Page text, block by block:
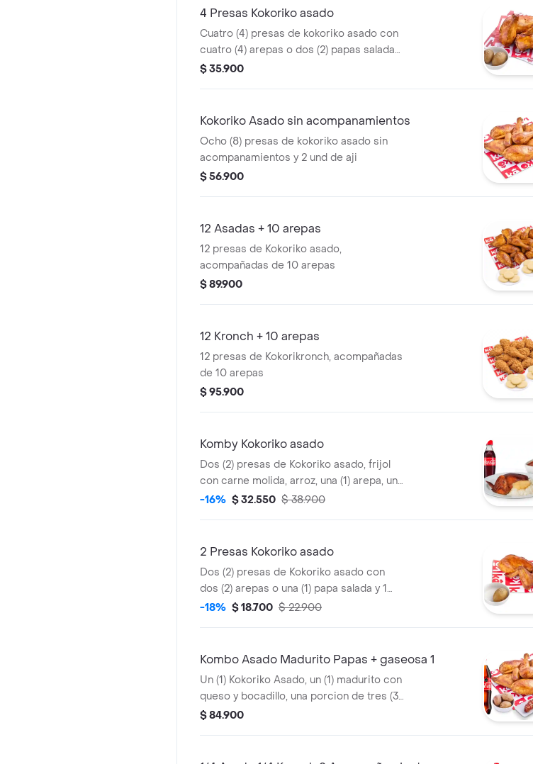
4 Presas Kokoriko asado
Cuatro (4) presas de kokoriko asado con
cuatro (4) arepas o dos (2) papas saladas
y 1 und de aji
$ 35.900
Kokoriko Asado sin acompanamientos
Ocho (8) presas de kokoriko asado sin
acompanamientos y 2 und de aji
$ 56.900
12 Asadas + 10 arepas
12 presas de Kokoriko asado,
acompañadas de 10 arepas
$ 89.900
12 Kronch + 10 arepas
12 presas de Kokorikronch, acompañadas
de 10 arepas
$ 95.900
Komby Kokoriko asado
Dos (2) presas de Kokoriko asado, frijol
con carne molida, arroz, una (1) arepa, una
(1) Coca Cola 400 ml y 1 und de aji
-16% $ 32.550 $ 38.900
2 Presas Kokoriko asado
Dos (2) presas de Kokoriko asado con
dos (2) arepas o una (1) papa salada y 1
und de aji
-18% $ 18.700 $ 22.900
Kombo Asado Madurito Papas + gaseosa 1
Un (1) Kokoriko Asado, un (1) madurito con
queso y bocadillo, una porcion de tres (3)
papas saladas, una (1) Coca-Cola 1,5lt y aji
$ 84.900